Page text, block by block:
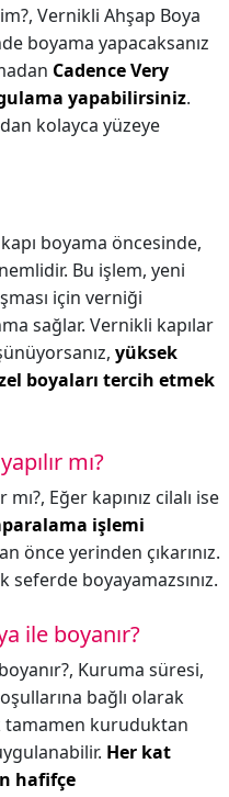
Vernikli Ahşap Boya
boyama yapacaksanız
Cadence Very
yapabilirsiniz.
kolayca yüzeye
boyama öncesinde,
Bu işlem, yeni
için verniği
sağlar. Vernikli kapılar
yüksek
boyaları tercih etmek
mı?
mı?, Eğer kapınız cilalı ise
işlemi
önce yerinden çıkarınız.
seferde boyayamazsınız.
ile boyanır?
Kuruma süresi,
bağlı olarak
tamamen kuruduktan
Her kat
hafifçe